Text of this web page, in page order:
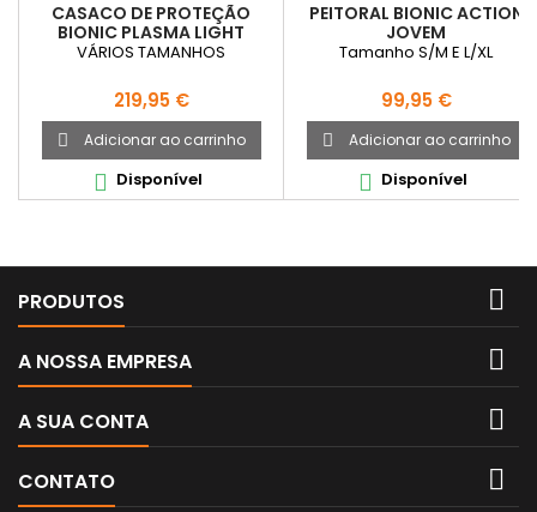
CASACO DE PROTEÇÃO
BIONIC PLASMA LIGHT
VÁRIOS TAMANHOS
Preço
219,95 €
 Adicionar ao carrinho
 Disponível
PEITORAL BIONIC ACTION
JOVEM
Tamanho S/M E L/XL
Preço
99,95 €
 Adicionar ao carrinho
 Disponível
PRODUTOS 
A NOSSA EMPRESA 
A SUA CONTA 
CONTATO 